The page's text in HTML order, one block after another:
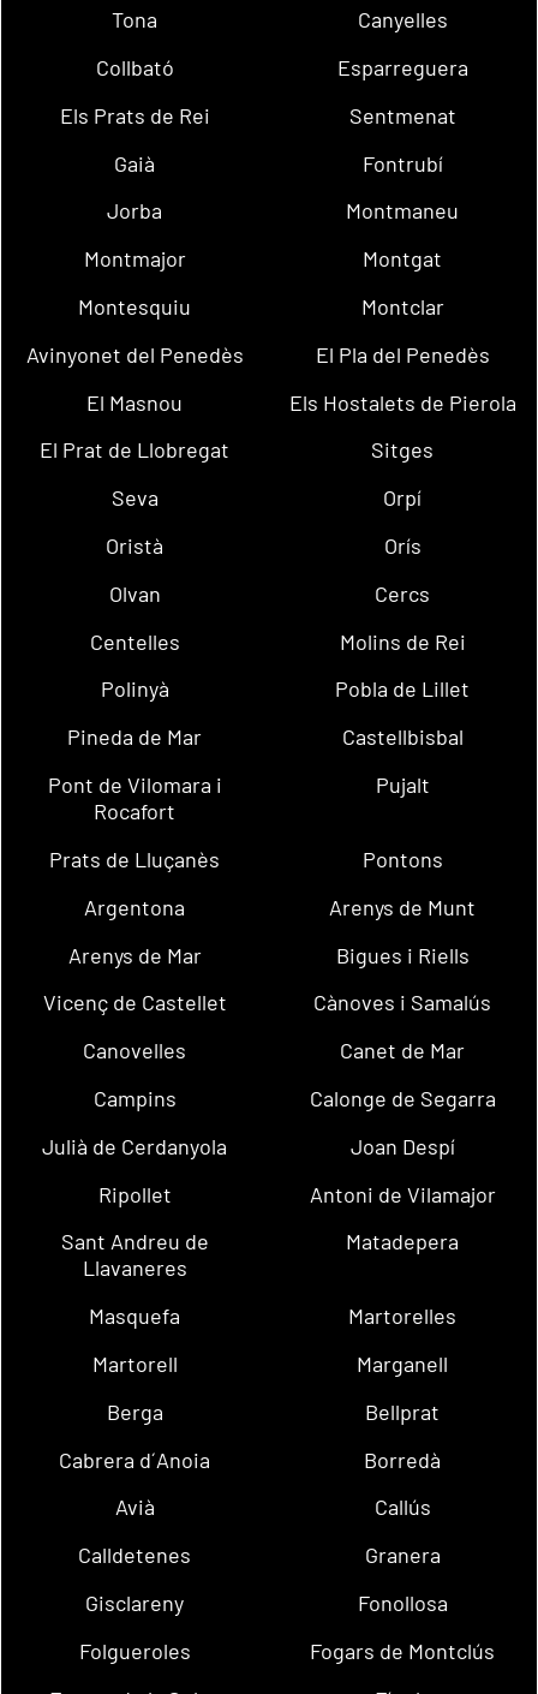
Tona
Canyelles
Collbató
Esparreguera
Els Prats de Rei
Sentmenat
Gaià
Fontrubí
Jorba
Montmaneu
Montmajor
Montgat
Montesquiu
Montclar
Avinyonet del Penedès
El Pla del Penedès
El Masnou
Els Hostalets de Pierola
El Prat de Llobregat
Sitges
Seva
Orpí
Oristà
Orís
Olvan
Cercs
Centelles
Molins de Rei
Polinyà
Pobla de Lillet
Pineda de Mar
Castellbisbal
Pont de Vilomara i
Rocafort
Pujalt
Prats de Lluçanès
Pontons
Argentona
Arenys de Munt
Arenys de Mar
Bigues i Riells
Vicenç de Castellet
Cànoves i Samalús
Canovelles
Canet de Mar
Campins
Calonge de Segarra
Julià de Cerdanyola
Joan Despí
Ripollet
Antoni de Vilamajor
Sant Andreu de
Llavaneres
Matadepera
Masquefa
Martorelles
Martorell
Marganell
Berga
Bellprat
Cabrera d´Anoia
Borredà
Avià
Callús
Calldetenes
Granera
Gisclareny
Fonollosa
Folgueroles
Fogars de Montclús